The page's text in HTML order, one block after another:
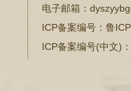
电子邮箱：
ICP备案编号： 鲁
ICP备案编号(中文)：